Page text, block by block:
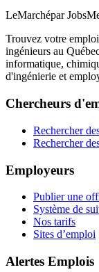
LeMarchépar
Trouvez votre
ingénieurs au
informatique,
d'ingénierie et
Chercheurs
Rechercher
Rechercher
Employeurs
Publier une
Système de
Nos tarifs
Sites d’emploi
Alertes Emplois